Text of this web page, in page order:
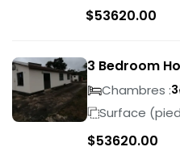
$53620.00
3 Bedroom
Chambres :3
Surface
$53620.00